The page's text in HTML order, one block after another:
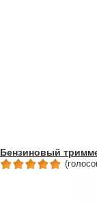
Бензиновый